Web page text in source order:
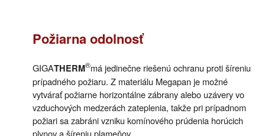
Požiarna odolnosť
GIGATHERM®má jedinečne riešenú ochranu proti šíreniu
prípadného požiaru. Z materiálu Megapan je možné
vytvárať požiarne horizontálne zábrany alebo uzávery vo
vzduchových medzerách zateplenia, takže pri prípadnom
požiari sa zabráni vzniku komínového prúdenia horúcich